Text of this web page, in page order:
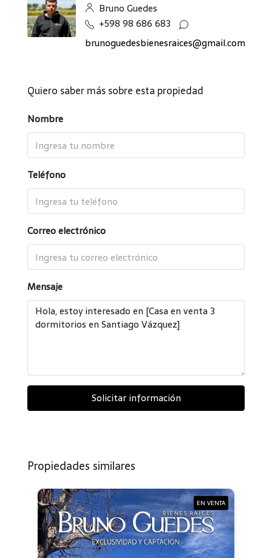
Bruno Guedes
+598 98 686 683
brunoguedesbienesraices@gmail.com
Quiero saber más sobre esta propiedad
Nombre
Teléfono
Correo electrónico
Mensaje
Solicitar información
Propiedades similares
EN VENTA